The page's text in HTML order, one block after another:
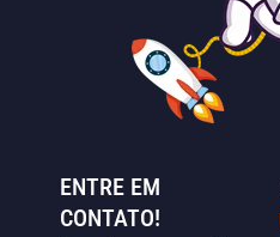
ENTRE EM
CONTATO!